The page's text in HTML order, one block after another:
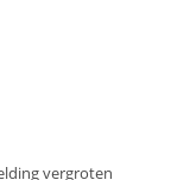
vergroten